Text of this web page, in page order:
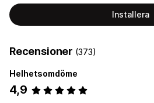
Installera
Recensioner (373)
Helhetsomdöme
4,9